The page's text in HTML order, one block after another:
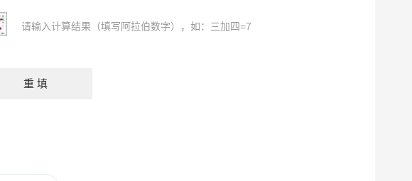
请输入计算结果（填写阿拉伯数字），如：三加四=7